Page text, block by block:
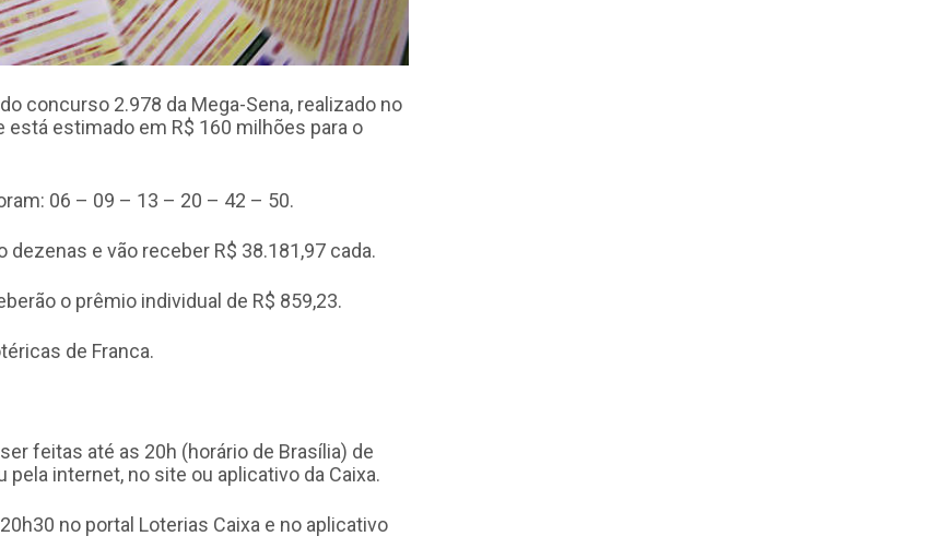
concurso 2.978 da Mega-Sena, realizado no
está estimado em R$ 160 milhões para o
06 – 09 – 13 – 20 – 42 – 50.
e vão receber R$ 38.181,97 cada.
o prêmio individual de R$ 859,23.
de Franca.
feitas até as 20h (horário de Brasília) de
internet, no site ou aplicativo da Caixa.
no portal Loterias Caixa e no aplicativo